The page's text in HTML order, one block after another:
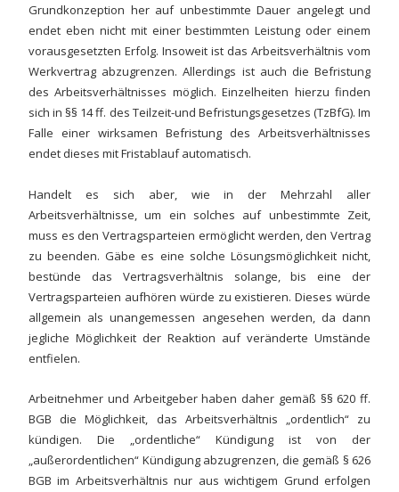
Grundkonzeption her auf unbestimmte Dauer angelegt und
endet eben nicht mit einer bestimmten Leistung oder einem
vorausgesetzten Erfolg. Insoweit ist das Arbeitsverhältnis vom
Werkvertrag abzugrenzen. Allerdings ist auch die Befristung
des Arbeitsverhältnisses möglich. Einzelheiten hierzu finden
sich in §§ 14 ff. des Teilzeit-und Befristungsgesetzes (TzBfG). Im
Falle einer wirksamen Befristung des Arbeitsverhältnisses
endet dieses mit Fristablauf automatisch.
Handelt es sich aber, wie in der Mehrzahl aller
Arbeitsverhältnisse, um ein solches auf unbestimmte Zeit,
muss es den Vertragsparteien ermöglicht werden, den Vertrag
zu beenden. Gäbe es eine solche Lösungsmöglichkeit nicht,
bestünde das Vertragsverhältnis solange, bis eine der
Vertragsparteien aufhören würde zu existieren. Dieses würde
allgemein als unangemessen angesehen werden, da dann
jegliche Möglichkeit der Reaktion auf veränderte Umstände
entfielen.
Arbeitnehmer und Arbeitgeber haben daher gemäß §§ 620 ff.
BGB die Möglichkeit, das Arbeitsverhältnis „ordentlich“ zu
kündigen. Die „ordentliche“ Kündigung ist von der
„außerordentlichen“ Kündigung abzugrenzen, die gemäß § 626
BGB im Arbeitsverhältnis nur aus wichtigem Grund erfolgen